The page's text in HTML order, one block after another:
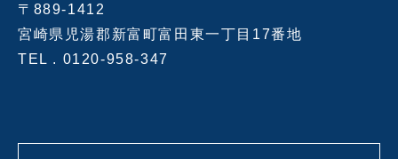
〒889-1412
宮崎県児湯郡新富町富田東一丁目17番地
TEL . 0120-958-347